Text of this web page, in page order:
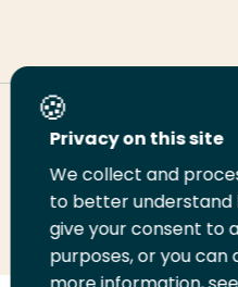
Deel deze pagina
Deel
LinkedIn
Deel
op
Twitter
Deel
op
Facebook
deze
Privacy on this site
We collect and
to better understand
give your consent to
purposes, or you can